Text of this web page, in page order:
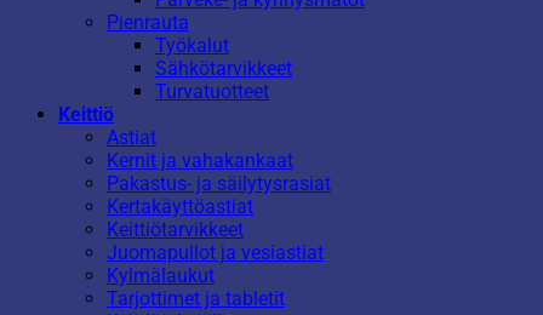
Pienrauta
Työkalut
Sähkötarvikkeet
Turvatuotteet
Keittiö
Astiat
Kernit ja vahakankaat
Pakastus- ja säilytysrasiat
Kertakäyttöastiat
Keittiötarvikkeet
Juomapullot ja vesiastiat
Kylmälaukut
Tarjottimet ja tabletit